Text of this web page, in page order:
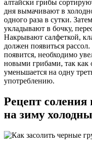
алтайски грибы
дня вымачивают в
одного раза в сутки.
укладывают в бочку,
Накрывают салфеткой,
должен появиться
появится, необходимо
новыми грибами, так как
уменьшается на одну
употреблению.
Рецепт соления
на зиму